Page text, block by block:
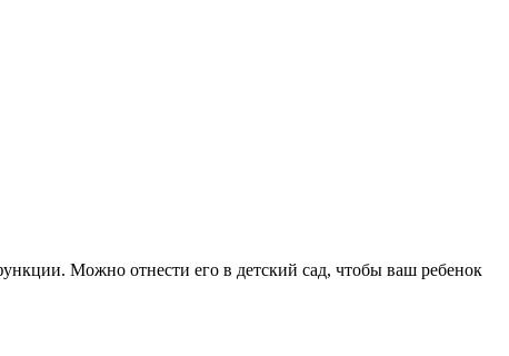
Можно отнести его в детский сад, чтобы ваш ребенок